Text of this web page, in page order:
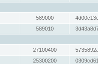
589000
589010
27100400
25300200